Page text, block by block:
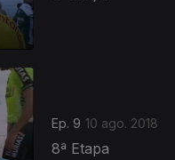
Ep. 9 10 ago. 2018
8ª Etapa